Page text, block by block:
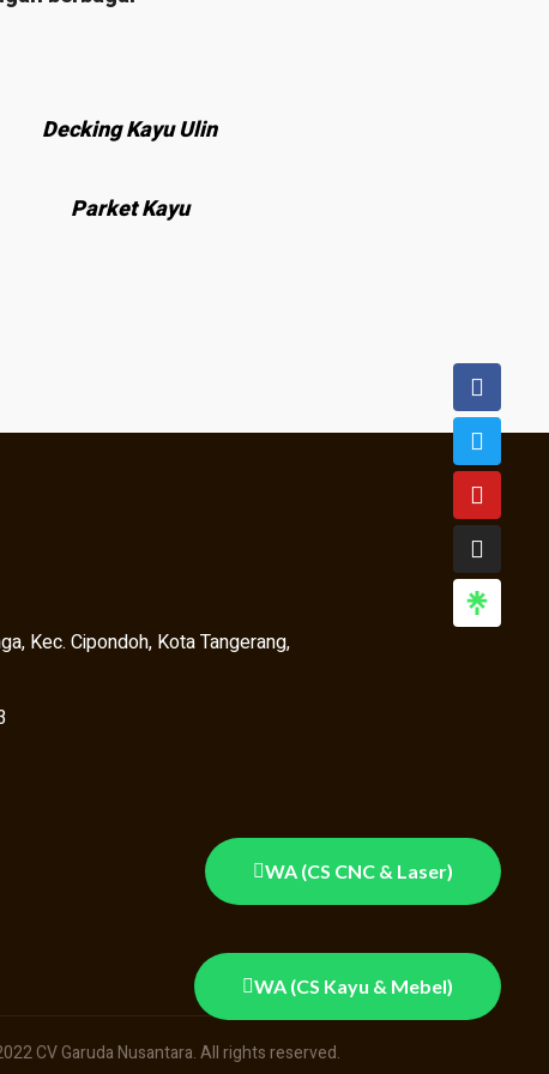
WA (CS Kayu & Mebel)
WA (CS CNC & Laser)
Decking Kayu Ulin
Parket Kayu
Kec. Cipondoh, Kota Tangerang,
CV Garuda Nusantara. All rights reserved.